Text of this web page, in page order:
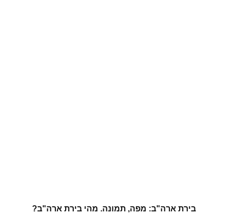
בירת ארה"ב: מפה, תמונה. מהי בירת ארה"ב?